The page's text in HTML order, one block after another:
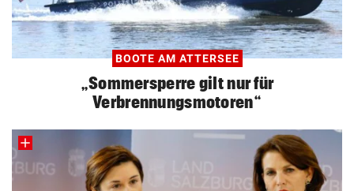
ZUM VERGLEICH
Grafikkarten Vergleich
BOOTE AM ATTERSEE
„Sommersperre gilt nur für
Verbrennungsmotoren“